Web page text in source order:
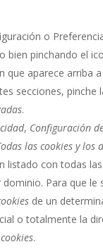
o
bien pinchando el
que aparece arriba
secciones, pinche
.
, Configuración
las cookiesy los
listado con todas las
Para que le
de un
o totalmente la
.